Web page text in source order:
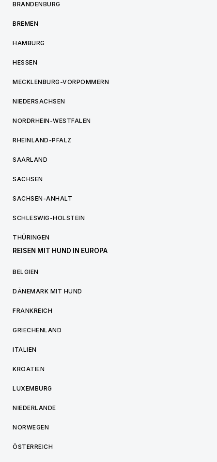
BRANDENBURG
BREMEN
HAMBURG
HESSEN
MECKLENBURG-VORPOMMERN
NIEDERSACHSEN
NORDRHEIN-WESTFALEN
RHEINLAND-PFALZ
SAARLAND
SACHSEN
SACHSEN-ANHALT
SCHLESWIG-HOLSTEIN
THÜRINGEN
REISEN MIT HUND IN EUROPA
BELGIEN
DÄNEMARK MIT HUND
FRANKREICH
GRIECHENLAND
ITALIEN
KROATIEN
LUXEMBURG
NIEDERLANDE
NORWEGEN
ÖSTERREICH